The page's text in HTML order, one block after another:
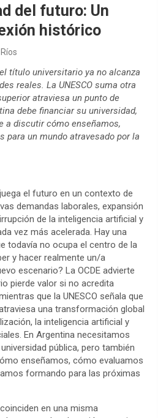
del futuro: Un
histórico
título universitario ya no alcanza
reales. La UNESCO suma otra
atraviesa un punto de
debe financiar su universidad,
a discutir cómo enseñamos,
para un mundo atravesado por la
el futuro en un contexto de
demandas laborales, expansión
de la inteligencia artificial y
vez más acelerada. Hay una
todavía no ocupa el centro de la
y hacer realmente un/a
escenario? La OCDE advierte
pierde valor si no acredita
que la UNESCO señala que
una transformación global
la inteligencia artificial y
En Argentina necesitamos
pública, pero también
enseñamos, cómo evaluamos
formando para las próximas
coinciden en una misma